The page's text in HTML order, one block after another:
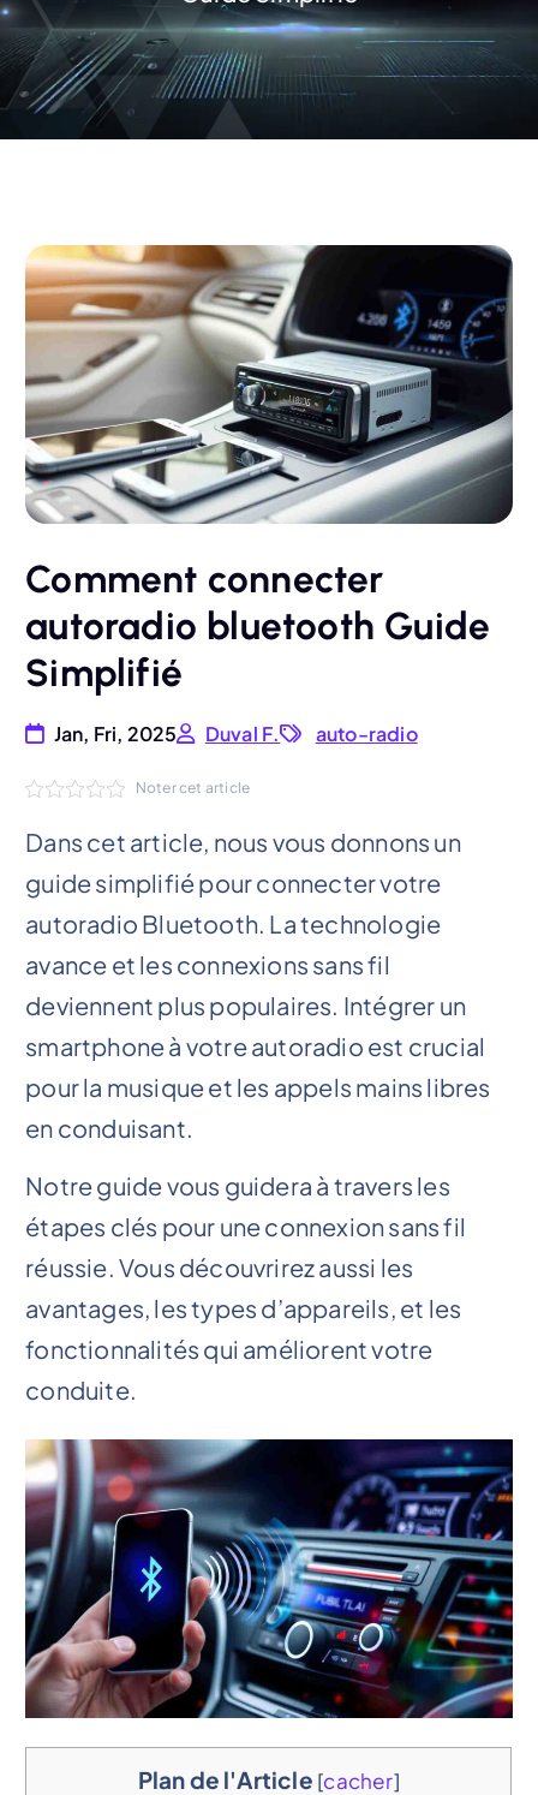
Comment connecter
autoradio bluetooth Guide
Simplifié
Jan, Fri, 2025 Duval F. auto-radio
Noter cet article
Dans cet article, nous vous donnons un
guide simplifié pour connecter votre
autoradio Bluetooth. La technologie
avance et les connexions sans fil
deviennent plus populaires. Intégrer un
smartphone à votre autoradio est crucial
pour la musique et les appels mains libres
en conduisant.
Notre guide vous guidera à travers les
étapes clés pour une connexion sans fil
réussie. Vous découvrirez aussi les
avantages, les types d’appareils, et les
fonctionnalités qui améliorent votre
conduite.
Plan de l'Article [cacher]